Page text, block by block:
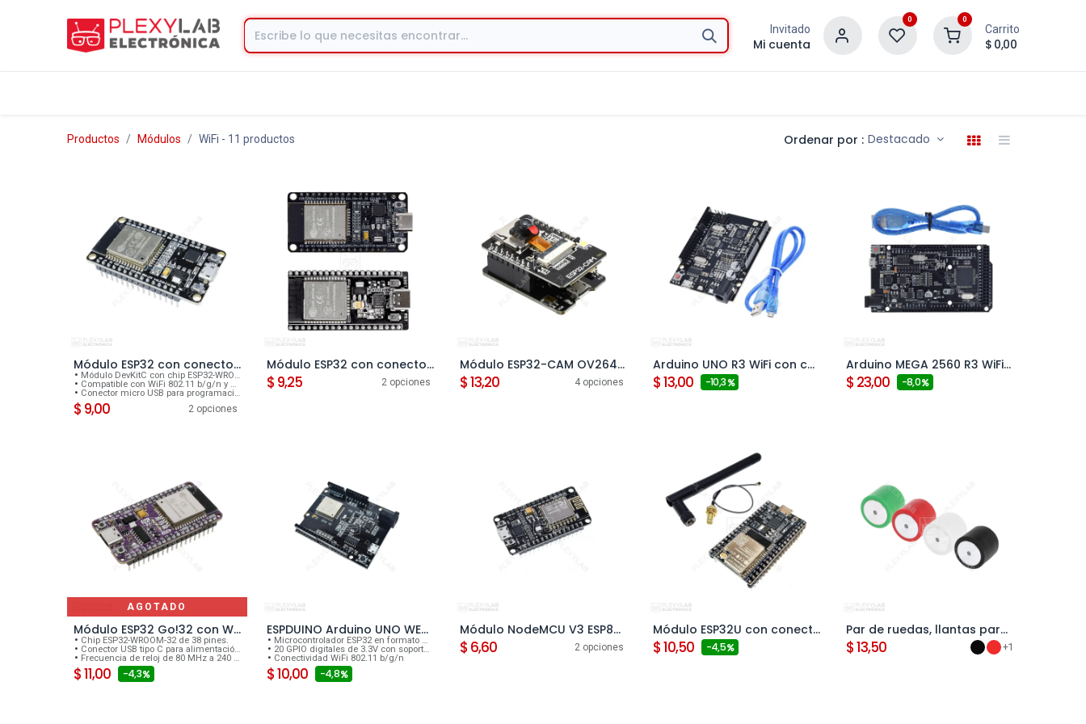
Invitado
Mi cuenta
0 0
Carrito
$ 0,00
Productos Módulos WiFi - 11 productos Ordenar por : Destacado
Agregar al carrito Módulo ESP32 con conector micro USB, driver CP2102, WiFi, Bluetooth, DevKitC ESP32-WROOM-32
Módulo DevKitC con chip ESP32-WROOM-32.
Compatible con WiFi 802.11 b/g/n y Bluetooth v4.2.
Conector micro USB para programación y alimentación.
$ 9,00 2 opciones
Módulo ESP32 con conector USB tipo C, driver CP2102, WiFi, Bluetooth, DevKitC ESP32-WROOM-32
$ 9,25 2 opciones
Agregar al carrito Módulo ESP32-CAM OV2640 2MP, WiFi, Bluetooth
$13,20 4 opciones
Agregar al carrito Arduino UNO R3 WiFi con chip ATmega328P SMD, ESP8266 y driver CH340, incluye cable
$13,00 - 10,3
Agregar al carrito Arduino MEGA 2560 R3 WiFi con chip ATmega2560, ESP8266 y driver CH340, incluye cable USB
$ 23,00 - 8,0
AGOTADO
Módulo ESP32 Go!32 con WiFi Bluetooth y USB tipo C de 38 pines ESP32-WROOM-32
Chip ESP32-WROOM-32 de 38 pines.
Conector USB tipo C para alimentación y programación.
Frecuencia de reloj de 80 MHz a 240 MHz.
$11,00 - 4,3
Agregar al carrito ESPDUINO Arduino UNO WEMOS D1 ESP32, WiFi y Bluetooth
Microcontrolador ESP32 en formato Arduino UNO
20 GPIO digitales de 3.3V con soporte PWM e interrupciones
Conectividad WiFi 802.11 b/g/n
$10,00 - 4,8
Agregar al carrito Módulo NodeMCU V3 ESP8266 Lua WiFi
$ 6,60 2 opciones
Agregar al carrito Módulo ESP32U con conector micro USB, driver CP2102, WiFi, Bluetooth, DevKitC ESP32-WROOM-32U, 38 pines (incluye antena)
$10,50 - 4,5
Agregar al carrito Par de ruedas, llantas para Minisumo (24x23 mm (MiniBlack))
$13,50 +1